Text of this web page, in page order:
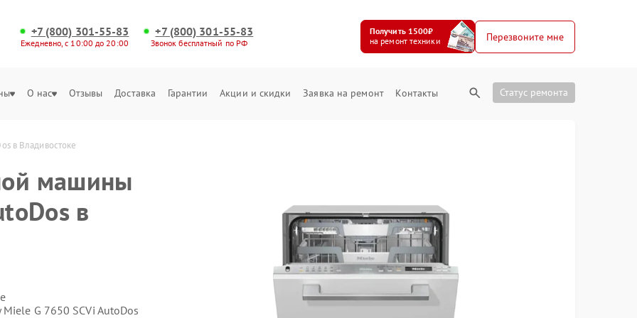
+7 (800) 301-55-83
Ежедневно, с 10:00 до 20:00
+7 (800) 301-55-83
Звонок бесплатный по РФ
Получить 1500₽
на ремонт техники
Перезвоните мне
О нас Отзывы Доставка Гарантии Акции и скидки Заявка на ремонт Контакты Статус ремонта
в Владивостоке
машины
в
G 7650 SCVi AutoDos